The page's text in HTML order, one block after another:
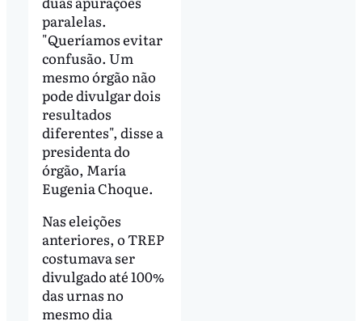
paralelas.
"Queríamos evitar
confusão. Um
mesmo órgão não
pode divulgar dois
resultados
diferentes", disse a
presidenta do
órgão, María
Eugenia Choque.
Nas eleições
anteriores, o TREP
costumava ser
divulgado até 100%
das urnas no
mesmo dia